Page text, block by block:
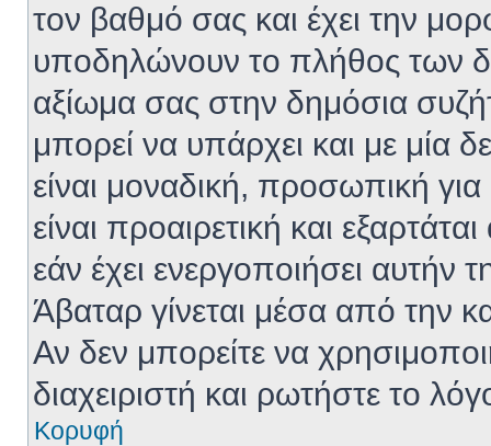
τον βαθμό σας και έχει την
υποδηλώνουν το πλήθος των
αξίωμα σας στην δημόσια
μπορεί να υπάρχει και με μία
είναι μοναδική, προσωπική
είναι προαιρετική και
εάν έχει ενεργοποιήσει αυτήν
Άβαταρ γίνεται μέσα από την
Αν δεν μπορείτε να
διαχειριστή και ρωτήστε το
Κορυφή